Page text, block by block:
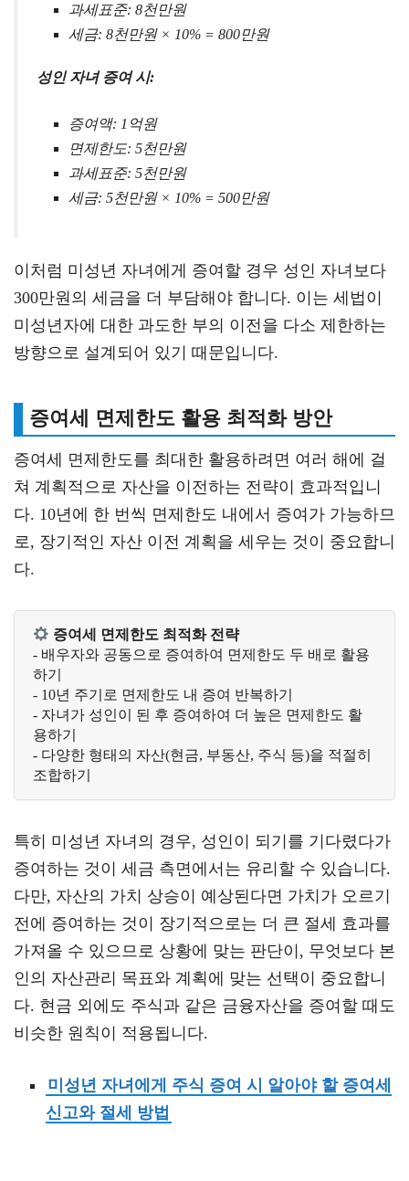
과세표준: 8천만원
세금: 8천만원 × 10% = 800만원
성인 자녀 증여 시:
증여액: 1억원
면제한도: 5천만원
과세표준: 5천만원
세금: 5천만원 × 10% = 500만원
이처럼 미성년 자녀에게 증여할 경우 성인 자녀보다
300만원의 세금을 더 부담해야 합니다. 이는 세법이
미성년자에 대한 과도한 부의 이전을 다소 제한하는
방향으로 설계되어 있기 때문입니다.
증여세 면제한도 활용 최적화 방안
증여세 면제한도를 최대한 활용하려면 여러 해에 걸
쳐 계획적으로 자산을 이전하는 전략이 효과적입니
다. 10년에 한 번씩 면제한도 내에서 증여가 가능하므
로, 장기적인 자산 이전 계획을 세우는 것이 중요합니
다.
증여세 면제한도 최적화 전략
- 배우자와 공동으로 증여하여 면제한도 두 배로 활용
하기
- 10년 주기로 면제한도 내 증여 반복하기
- 자녀가 성인이 된 후 증여하여 더 높은 면제한도 활
용하기
- 다양한 형태의 자산(현금, 부동산, 주식 등)을 적절히
조합하기
특히 미성년 자녀의 경우, 성인이 되기를 기다렸다가
증여하는 것이 세금 측면에서는 유리할 수 있습니다.
다만, 자산의 가치 상승이 예상된다면 가치가 오르기
전에 증여하는 것이 장기적으로는 더 큰 절세 효과를
가져올 수 있으므로 상황에 맞는 판단이, 무엇보다 본
인의 자산관리 목표와 계획에 맞는 선택이 중요합니
다. 현금 외에도 주식과 같은 금융자산을 증여할 때도
비슷한 원칙이 적용됩니다.
미성년 자녀에게 주식 증여 시 알아야 할 증여세
신고와 절세 방법